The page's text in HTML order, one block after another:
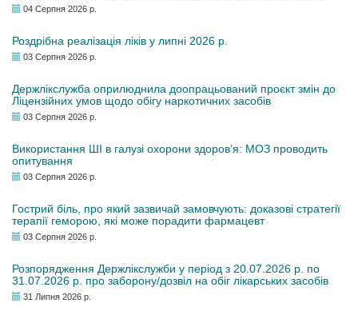
04 Серпня 2026 р.
Роздрібна реалізація ліків у липні 2026 р.
03 Серпня 2026 р.
Держлікслужба оприлюднила доопрацьований проєкт змін до
Ліцензійних умов щодо обігу наркотичних засобів
03 Серпня 2026 р.
Використання ШІ в галузі охорони здоров’я: МОЗ проводить
опитування
03 Серпня 2026 р.
Гострий біль, про який зазвичай замовчують: доказові стратегії
терапії геморою, які може порадити фармацевт
03 Серпня 2026 р.
Розпорядження Держлікслужби у період з 20.07.2026 р. по
31.07.2026 р. про заборону/дозвіл на обіг лікарських засобів
31 Липня 2026 р.